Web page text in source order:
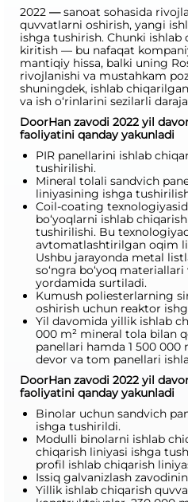
2022 —sanoat sohasida
quvvatlarni oshirish, yangi
ishga tushirish. Chunki
kiritish — bu nafaqat
mantiqiy hissa, balki uning
rivojlanishi va mustahkam
shuningdek, ishlab
va ish o‘rinlarini sezilarli
DoorHan zavodi 2022 yil
faoliyatini qanday yakunladi
PIR panellarini ishlab
tushirilishi.
Mineral tolali sandvich
liniyasining ishga
Coil-coating
bo‘yoqlarni ishlab
tushirilishi. Bu
avtomatlashtirilgan oqim
Ushbu jarayonda metal
so‘ngra bo‘yoq
yordamida surtiladi.
Kumush poliesterlarning
oshirish uchun reaktor
Yil davomida yillik ishlab
000 m² mineral tola bilan
panellari hamda 1 500 000
devor va tom panellari
DoorHan zavodi 2022 yil
faoliyatini qanday yakunladi
Binolar uchun sandvich
ishga tushirildi.
Modulli binolarni ishlab
chiqarish liniyasi ishga
profil ishlab chiqarish
Issiq galvanizlash
Yillik ishlab chiqarish